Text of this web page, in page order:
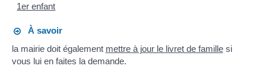
1er enfant
À savoir
la mairie doit également mettre à jour le livret de famillesi
vous lui en faites la demande.